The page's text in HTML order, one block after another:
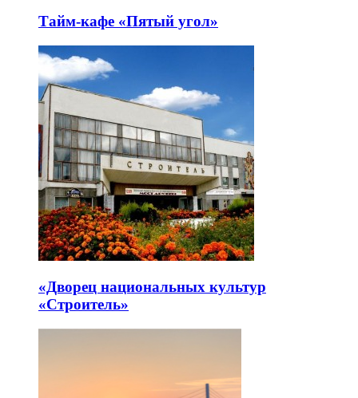
Тайм-кафе «Пятый угол»
«Дворец национальных культур
«Строитель»